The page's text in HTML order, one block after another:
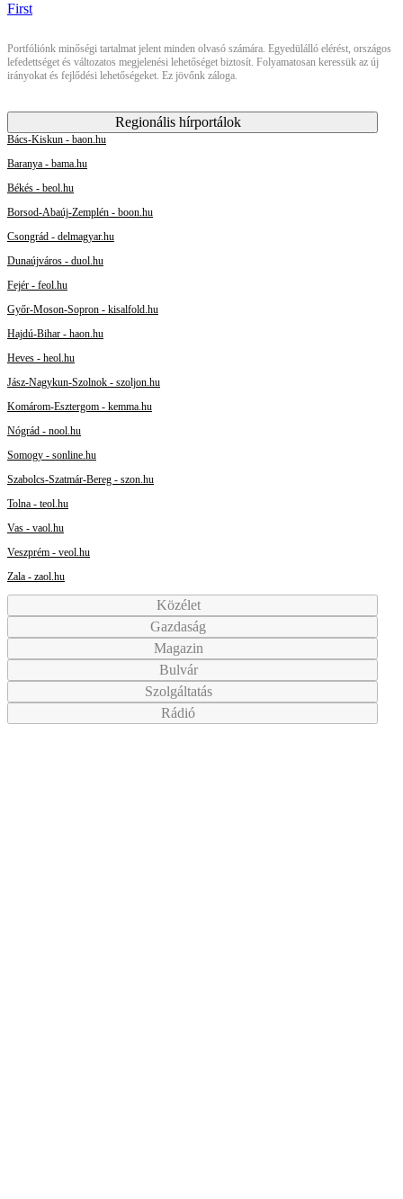
Portfóliónk minőségi tartalmat jelent minden olvasó számára. Egyedülálló elérést, országos
lefedettséget és változatos megjelenési lehetőséget biztosít. Folyamatosan keressük az új
irányokat és fejlődési lehetőségeket. Ez jövőnk záloga.
Regionális hírportálok
Bács-Kiskun - baon.hu
Baranya - bama.hu
Békés - beol.hu
Borsod-Abaúj-Zemplén - boon.hu
Csongrád - delmagyar.hu
Dunaújváros - duol.hu
Fejér - feol.hu
Győr-Moson-Sopron - kisalfold.hu
Hajdú-Bihar - haon.hu
Heves - heol.hu
Jász-Nagykun-Szolnok - szoljon.hu
Komárom-Esztergom - kemma.hu
Nógrád - nool.hu
Somogy - sonline.hu
Szabolcs-Szatmár-Bereg - szon.hu
Tolna - teol.hu
Vas - vaol.hu
Veszprém - veol.hu
Zala - zaol.hu
Közélet
Gazdaság
Magazin
Bulvár
Szolgáltatás
Rádió